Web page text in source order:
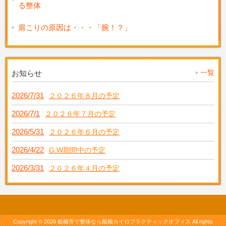
る整体
肩こりの原因は・・・「腕！？」
お知らせ 一覧
2026/7/31 ２０２６年８月の予定
2026/7/1 ２０２６年７月の予定
2026/5/31 ２０２６年６月の予定
2026/4/22 G.W期間中の予定
2026/3/31 ２０２６年４月の予定
Copyright © 2026 船橋市で整体なら船橋カイロプラクティックオフィス All rights